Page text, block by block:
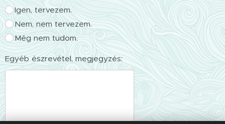
Igen, tervezem.
Nem, nem tervezem.
Még nem tudom.
Egyéb észrevétel, megjegyzés: